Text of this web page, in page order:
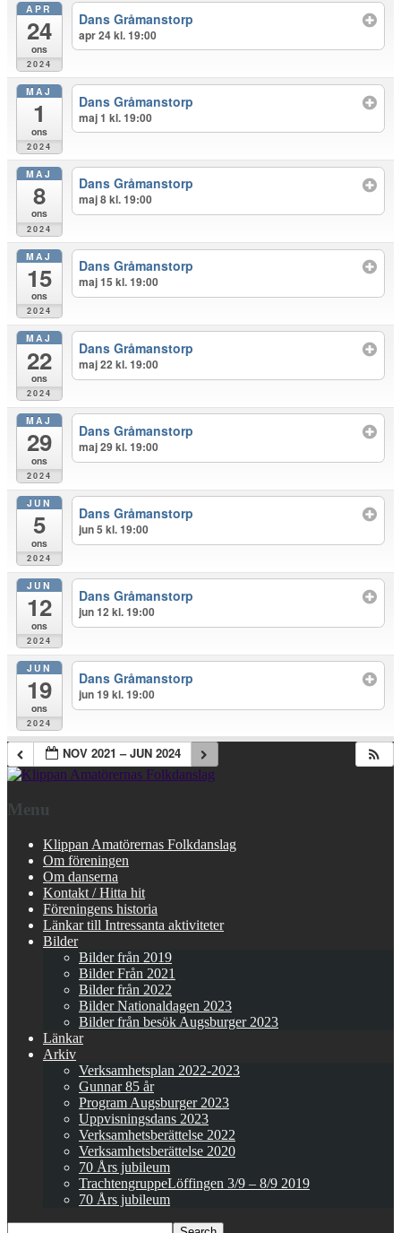
APR
24
ons
2024
Dans Gråmanstorp
apr 24 kl. 19:00
MAJ
1
ons
2024
Dans Gråmanstorp
maj 1 kl. 19:00
MAJ
8
ons
2024
Dans Gråmanstorp
maj 8 kl. 19:00
MAJ
15
ons
2024
Dans Gråmanstorp
maj 15 kl. 19:00
MAJ
22
ons
2024
Dans Gråmanstorp
maj 22 kl. 19:00
MAJ
29
ons
2024
Dans Gråmanstorp
maj 29 kl. 19:00
JUN
5
ons
2024
Dans Gråmanstorp
jun 5 kl. 19:00
JUN
12
ons
2024
Dans Gråmanstorp
jun 12 kl. 19:00
JUN
19
ons
2024
Dans Gråmanstorp
jun 19 kl. 19:00
NOV 2021 – JUN 2024
Menu
Klippan Amatörernas Folkdanslag
Om föreningen
Om danserna
Kontakt / Hitta hit
Föreningens historia
Länkar till Intressanta aktiviteter
Bilder
Bilder från 2019
Bilder Från 2021
Bilder från 2022
Bilder Nationaldagen 2023
Bilder från besök Augsburger 2023
Länkar
Arkiv
Verksamhetsplan 2022-2023
Gunnar 85 år
Program Augsburger 2023
Uppvisningsdans 2023
Verksamhetsberättelse 2022
Verksamhetsberättelse 2020
70 Års jubileum
TrachtengruppeLöffingen 3/9 – 8/9 2019
70 Års jubileum